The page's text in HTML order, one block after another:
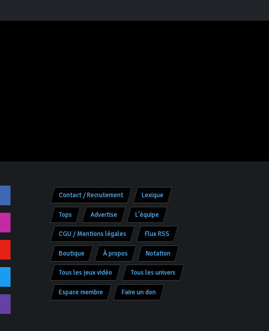
Contact / Recrutement Lexique
Tops Advertise L'équipe
CGU / Mentions légales Flux RSS
Boutique À propos Notation
Tous les jeux vidéo Tous les univers
Espace membre Faire un don